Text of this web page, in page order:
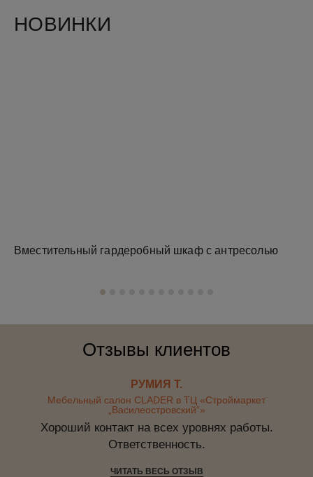
НОВИНКИ
Вместительный гардеробный шкаф с антресолью
Отзывы клиентов
РУМИЯ Т.
Мебельный салон CLADER в ТЦ «Строймаркет
„Василеостровский“»
Хороший контакт на всех уровнях работы.
Ответственность.
ЧИТАТЬ ВЕСЬ ОТЗЫВ